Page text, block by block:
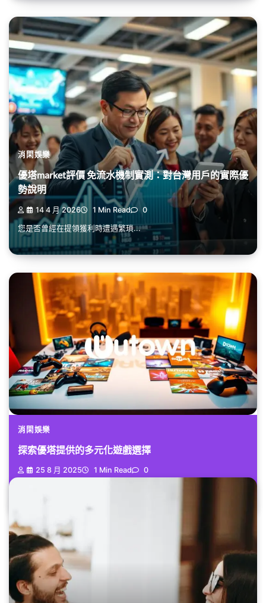
消閑娛樂
優塔market評價 免流水機制實測：對台灣用戶的實際優
勢說明
14 4 月 2026 1 Min Read 0
您是否曾經在提領獲利時遭遇繁瑣...
消閑娛樂
探索優塔提供的多元化遊戲選擇
25 8 月 2025 1 Min Read 0